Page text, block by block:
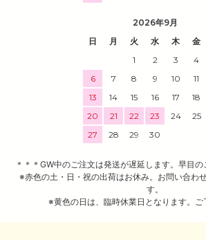
2026年9月
日
月 火 水 木 金
1
2 3 4
6
7 8 9 10 11
13
14 15 16 17 18
20
21 22 23 24 25
27
28 29 30
＊＊＊GW中のご注文は発送が遅延します。早目の
※赤色の土・日・祝の出荷はお休み。お問い合わ
す。
※黄色の日は、臨時休業日となります。ご